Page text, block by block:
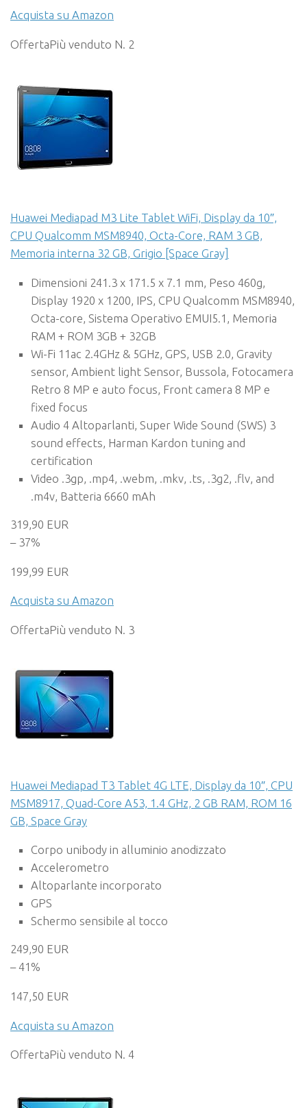
Acquista su Amazon
OffertaPiù venduto N. 2
Huawei Mediapad M3 Lite Tablet WiFi, Display da 10″,
CPU Qualcomm MSM8940, Octa-Core, RAM 3 GB,
Memoria interna 32 GB, Grigio [Space Gray]
Dimensioni 241.3 x 171.5 x 7.1 mm, Peso 460g,
Display 1920 x 1200, IPS, CPU Qualcomm MSM8940,
Octa-core, Sistema Operativo EMUI5.1, Memoria
RAM + ROM 3GB + 32GB
Wi-Fi 11ac 2.4GHz & 5GHz, GPS, USB 2.0, Gravity
sensor, Ambient light Sensor, Bussola, Fotocamera
Retro 8 MP e auto focus, Front camera 8 MP e
fixed focus
Audio 4 Altoparlanti, Super Wide Sound (SWS) 3
sound effects, Harman Kardon tuning and
certification
Video .3gp, .mp4, .webm, .mkv, .ts, .3g2, .flv, and
.m4v, Batteria 6660 mAh
319,90 EUR
– 37%
199,99 EUR
Acquista su Amazon
OffertaPiù venduto N. 3
Huawei Mediapad T3 Tablet 4G LTE, Display da 10″, CPU
MSM8917, Quad-Core A53, 1.4 GHz, 2 GB RAM, ROM 16
GB, Space Gray
Corpo unibody in alluminio anodizzato
Accelerometro
Altoparlante incorporato
GPS
Schermo sensibile al tocco
249,90 EUR
– 41%
147,50 EUR
Acquista su Amazon
OffertaPiù venduto N. 4